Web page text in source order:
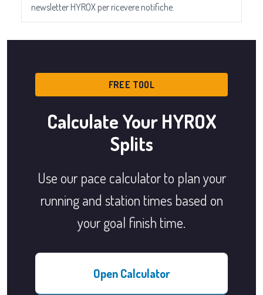
newsletter HYROX per ricevere notifiche.
FREE TOOL
Calculate Your HYROX
Splits
Use our pace calculator to plan your
running and station times based on
your goal finish time.
Open Calculator